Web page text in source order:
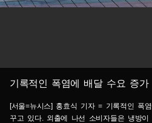
기록적인 폭염에 배달 수요 증가
[서울=뉴시스] 홍효식 기자 = 기록적인 폭
꾸고 있다. 외출에 나선 소비자들은 냉방